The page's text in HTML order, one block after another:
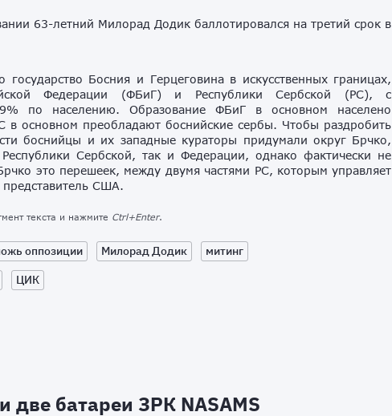
63-летний Милорад Додик баллотировался на третий срок в
Босния и Герцеговина в искусственных границах,
Федерации (ФБиГ) и Республики Сербской (РС), с
по населению. Образование ФБиГ в основном населено
основном преобладают боснийские сербы. Чтобы раздробить
боснийцы и их западные кураторы придумали округ Брчко,
Сербской, так и Федерации, однако фактически не
это перешеек, между двумя частями РС, которым управляет
США.
текста и нажмите Ctrl+Enter.
оппозиции Милорад Додик
митинг
ЦИК
две батареи ЗРК NASAMS